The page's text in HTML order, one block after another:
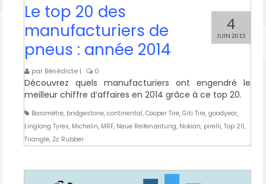
4
JUIN 2015
Le top 20 des
manufacturiers de
pneus : année 2014
par Bénédicte | 0
Découvrez quels manufacturiers ont engendré le
meilleur chiffre d’affaires en 2014 grâce à ce top 20.
Baromètre, bridgestone, continental, Cooper Tire, Giti Tire, goodyear,
Linglong Tyres, Michelin, MRF, Neue Reifenzeitung, Nokian, pirelli, Top 20,
Triangle, Zc Rubber